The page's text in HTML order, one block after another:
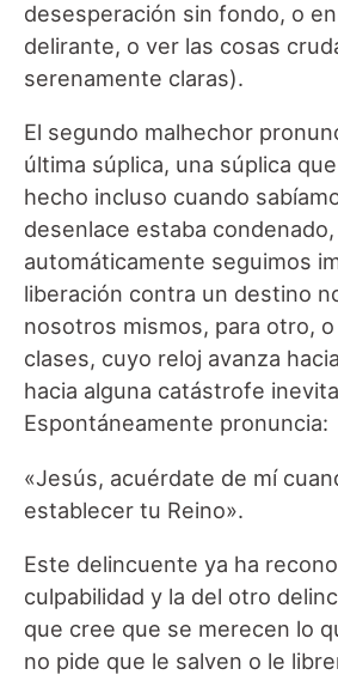
desesperación sin fondo, o
delirante, o ver las cosas
serenamente claras).
El segundo malhechor
última súplica, una súplica
hecho incluso cuando
desenlace estaba
automáticamente seguimos
liberación contra un destino
nosotros mismos, para otro,
clases, cuyo reloj avanza
hacia alguna catástrofe
Espontáneamente pronuncia:
«Jesús, acuérdate de mí
establecer tu Reino».
Este delincuente ya ha
culpabilidad y la del otro
que cree que se merecen lo
no pide que le salven o le